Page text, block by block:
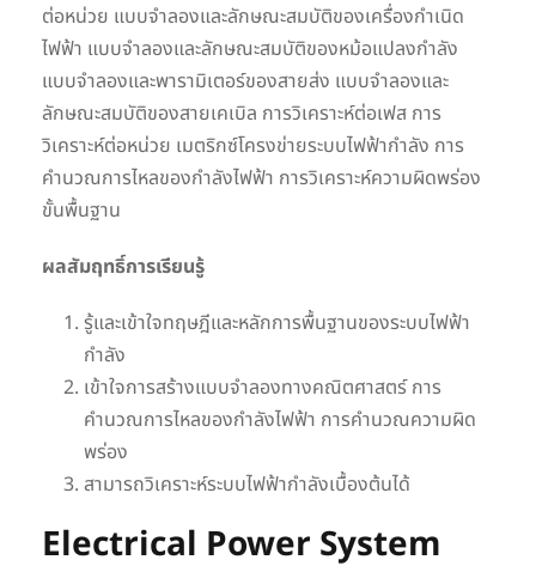
ต่อหน่วย แบบจำลองและลักษณะสมบัติของเครื่องกำเนิด
ไฟฟ้า แบบจำลองและลักษณะสมบัติของหม้อแปลงกำลัง
แบบจำลองและพารามิเตอร์ของสายส่ง แบบจำลองและ
ลักษณะสมบัติของสายเคเบิล การวิเคราะห์ต่อเฟส การ
วิเคราะห์ต่อหน่วย เมตริกซ์โครงข่ายระบบไฟฟ้ากำลัง การ
คำนวณการไหลของกำลังไฟฟ้า การวิเคราะห์ความผิดพร่อง
ขั้นพื้นฐาน
ผลสัมฤทธิ์การเรียนรู้
รู้และเข้าใจทฤษฎีและหลักการพื้นฐานของระบบไฟฟ้า
กำลัง
เข้าใจการสร้างแบบจำลองทางคณิตศาสตร์ การ
คำนวณการไหลของกำลังไฟฟ้า การคำนวณความผิด
พร่อง
สามารถวิเคราะห์ระบบไฟฟ้ากำลังเบื้องต้นได้
Electrical Power System